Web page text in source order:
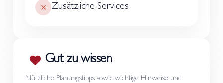
Zusätzliche Services
Gut zu wissen
Nützliche Planungstipps sowie wichtige Hinweise und